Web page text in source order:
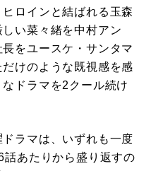
ロインと結ばれる玉森
い菜々緒を中村アン
をユースケ・サンタマ
けのような既視感を感
ドラマを2クール続け
ラマは、いずれも一度
あたりから盛り返すの